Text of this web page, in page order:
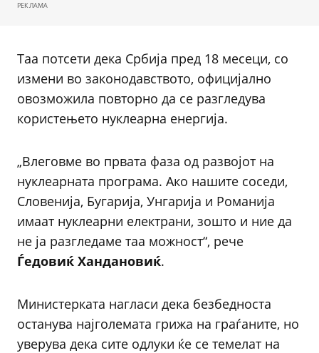
РЕКЛАМА
Таа потсети дека Србија пред 18 месеци, со
измени во законодавството, официјално
овозможила повторно да се разгледува
користењето нуклеарна енергија.
„Влеговме во првата фаза од развојот на
нуклеарната програма. Ако нашите соседи,
Словенија, Бугарија, Унгарија и Романија
имаат нуклеарни електрани, зошто и ние да
не ја разгледаме таа можност“, рече
Ѓедовиќ Хандановиќ.
Министерката нагласи дека безбедноста
останува најголемата грижа на граѓаните, но
уверува дека сите одлуки ќе се темелат на